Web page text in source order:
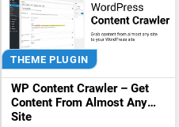
THEME PLUGIN
WP Content Crawler – Get
Content From Almost Any
Site